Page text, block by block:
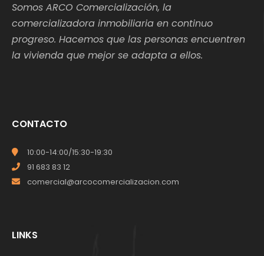
Somos ARCO Comercialización, la
comercializadora inmobiliaria en continuo
progreso. Hacemos que las personas encuentren
la vivienda que mejor se adapta a ellos.
CONTACTO
10:00-14:00/15:30-19:30
91 683 83 12
comercial@arcocomercializacion.com
LINKS